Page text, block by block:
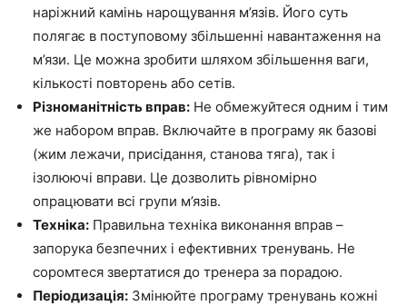
наріжний камінь нарощування м’язів. Його суть
полягає в поступовому збільшенні навантаження на
м’язи. Це можна зробити шляхом збільшення ваги,
кількості повторень або сетів.
Різноманітність вправ: Не обмежуйтеся одним і тим
же набором вправ. Включайте в програму як базові
(жим лежачи, присідання, станова тяга), так і
ізолюючі вправи. Це дозволить рівномірно
опрацювати всі групи м’язів.
Техніка: Правильна техніка виконання вправ –
запорука безпечних і ефективних тренувань. Не
соромтеся звертатися до тренера за порадою.
Періодизація: Змінюйте програму тренувань кожні